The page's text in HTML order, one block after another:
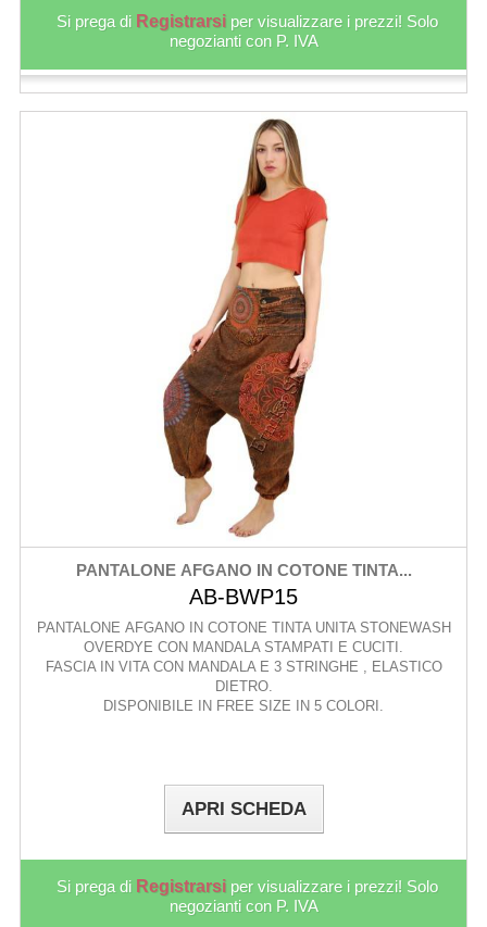
Si prega di Registrarsi per visualizzare i prezzi! Solo
negozianti con P. IVA
PANTALONE AFGANO IN COTONE TINTA...
AB-BWP15
PANTALONE AFGANO IN COTONE TINTA UNITA STONEWASH
OVERDYE CON MANDALA STAMPATI E CUCITI.
FASCIA IN VITA CON MANDALA E 3 STRINGHE , ELASTICO
DIETRO.
DISPONIBILE IN FREE SIZE IN 5 COLORI.
APRI SCHEDA
Si prega di Registrarsi per visualizzare i prezzi! Solo
negozianti con P. IVA